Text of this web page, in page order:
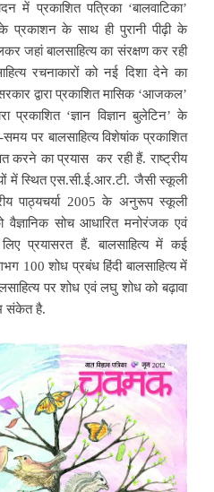
में प्रकाशित पत्रिका ‘बालवाटिका’
प्रकाशन के साथ ही पुरानी पीढ़ी के
जहां बालसाहित्य का संरक्षण कर रही
रचनाकारों को नई दिशा देने का
द्वारा प्रकाशित मासिक ‘आजकल’
प्रकाशित ‘ज्ञान विज्ञान बुलेटिन’ के
पर बालसाहित्य विशेषांक प्रकाशित
करने का प्रयास कर रही हैं. राष्ट्रीय
में स्थित एस.सी.ई.आर.टी. जैसी स्कूली
पाठ्यचर्या 2005 के अनुरूप स्कूली
वैज्ञानिक सोच आधारित मनोरंजक एवं
प्रयासरत हैं. बालसाहित्य में कई
100 शोध प्रबंध हिंदी बालसाहित्य में
पर शोध एवं लघु शोध को बढ़ावा
संकेत है.